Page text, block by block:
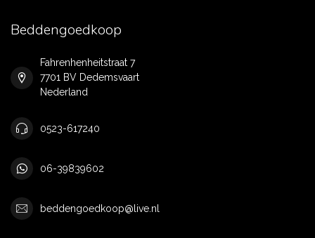
Beddengoedkoop
Fahrenhenheitstraat 7
7701 BV Dedemsvaart
Nederland
0523-617240
06-39839602
beddengoedkoop@live.nl